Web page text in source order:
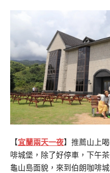
【宜蘭兩天一夜】推薦山上
啡城堡，除了好停車，下午
龜山島面貌，來到伯朗咖啡